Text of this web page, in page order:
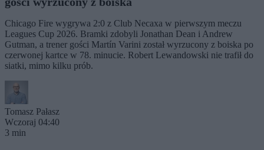
Chicago Fire wygrywa 2:0 z Club Necaxa w pierwszym meczu
Leagues Cup 2026. Bramki zdobyli Jonathan Dean i Andrew
Gutman, a trener gości Martín Varini został wyrzucony z boiska po
czerwonej kartce w 78. minucie. Robert Lewandowski nie trafił do
siatki, mimo kilku prób.
Tomasz Pałasz
Wczoraj 04:40
3 min